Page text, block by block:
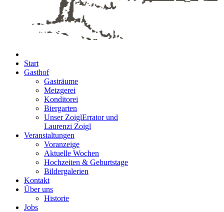
Start
Gasthof
Gasträume
Metzgerei
Konditorei
Biergarten
Unser ZoiglErrator und
Laurenzi Zoigl
Veranstaltungen
Voranzeige
Aktuelle Wochen
Hochzeiten & Geburtstage
Bildergalerien
Kontakt
Über uns
Historie
Jobs